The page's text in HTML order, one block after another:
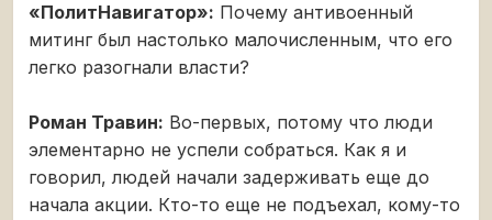
«ПолитНавигатор»: Почему антивоенный
митинг был настолько малочисленным, что его
легко разогнали власти?
Роман Травин: Во-первых, потому что люди
элементарно не успели собраться. Как я и
говорил, людей начали задерживать еще до
начала акции. Кто-то еще не подъехал, кому-то